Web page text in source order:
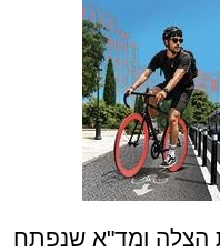
הצלה ומד"א שנפתח